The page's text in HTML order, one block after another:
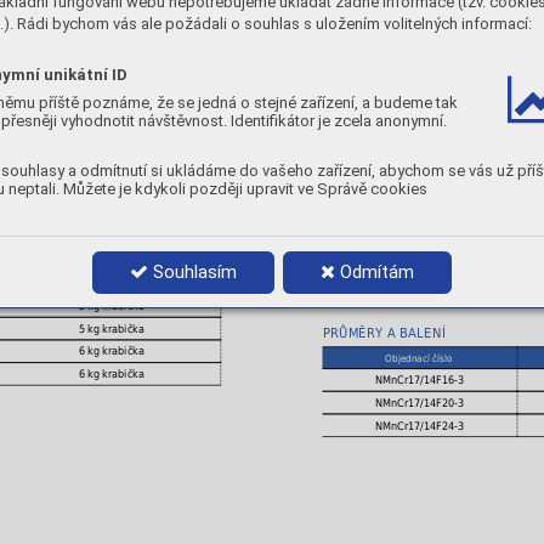
Rádi bychom vás ale požádali o souhlas s uložením volitelných informací:
unikátní ID
příště poznáme, že se jedná o stejné zařízení, a budeme tak
vyhodnotit návštěvnost. Identifikátor je zcela anonymní.
a odmítnutí si ukládáme do vašeho zařízení, abychom se vás už
neptali. Můžete je kdykoli později upravit ve Správě cookies
Souhlasím Odmítám
Cr
Fe
5 kg krabička
5 kg krabička
6 kg krabička
6 kg krabička
struska.
0,6
TVRDOST:
po navaření 220 [HB], po
PLYN:
M21
PRŮMĚRY A BALENÍ
Objednací číslo
NMnCr17/14F16-3
NMnCr17/14F20-3
NMnCr17/14F24-3